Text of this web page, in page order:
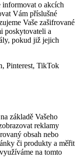
informovat o akcích
Vám příslušné
Vaše zašifrované
poskytovateli a
pokud již jejich
Pinterest, TikTok
základě Vašeho
reklamy
obsah nebo
či produkty a měřit
na tomto